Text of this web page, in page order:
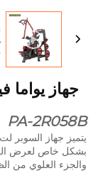
جهاز يواما
PA-2R058B
يتميز جهاز السوبر
بشكل خاص لعرض
والجزء العلوي من